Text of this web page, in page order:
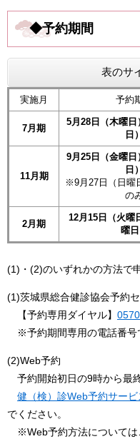
◆予約期間
表のサ
実施月 予約
7月期
5月28日（木曜
日）
11月期
9月25日（金曜
日）
※9月27日（日曜
の
2月期
12月15日（火曜
曜日
(1)・(2)のいずれかの方法で
(1)茨城県総合健診協会予約
【予約専用ダイヤル】
※予約期間専用の電話番号
(2)Web予約
予約開始初日の9時から最
健（検）診Web予約サービ
でください。
※Web予約方法については